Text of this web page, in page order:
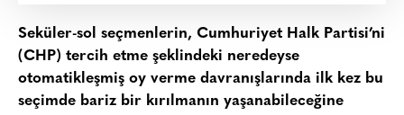
Seküler-sol seçmenlerin, Cumhuriyet Halk Partisi’ni
(CHP) tercih etme şeklindeki neredeyse
otomatikleşmiş oy verme davranışlarında ilk kez bu
seçimde bariz bir kırılmanın yaşanabileceğine